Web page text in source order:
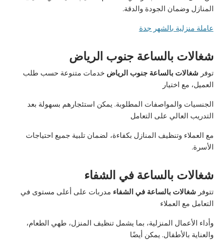
المنازل وضمان الجودة والدقة.
عاملة منزلية بالشهر جدة
شغالات بالساعة جنوب الرياض
توفر شغالات بالساعة جنوب الرياض خدمات متنوعة حسب طلب
العميل، مع اختيار
الجنسيات والمواصفات المطلوبة. يمكن استئجارهم بسهولة بعد
التدريب العالي على التعامل
مع العملاء وتنظيف المنازل بكفاءة، لضمان تلبية جميع احتياجات
الأسرة.
شغالات بالساعة في الشفاء
تتوفر شغالات بالساعة في الشفاء مدربات على أعلى مستوى في
التعامل مع العملاء
وأداء الأعمال المنزلية، بما يشمل تنظيف المنزل، طهي الطعام،
والعناية بالأطفال. يمكن أيضًا